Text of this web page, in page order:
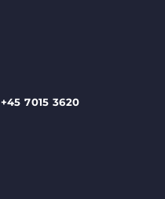
+45 7015 3620